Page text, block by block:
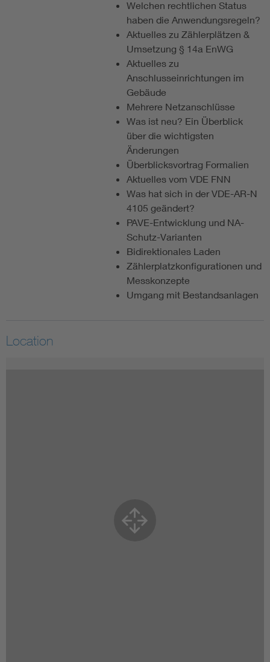
Welchen rechtlichen Status
haben die Anwendungsregeln?
Aktuelles zu Zählerplätzen &
Umsetzung § 14a EnWG
Aktuelles zu
Anschlusseinrichtungen im
Gebäude
Mehrere Netzanschlüsse
Was ist neu? Ein Überblick
über die wichtigsten
Änderungen
Überblicksvortrag Formalien
Aktuelles vom VDE FNN
Was hat sich in der VDE-AR-N
4105 geändert?
PAVE-Entwicklung und NA-
Schutz-Varianten
Bidirektionales Laden
Zählerplatzkonfigurationen und
Messkonzepte
Umgang mit Bestandsanlagen
Location